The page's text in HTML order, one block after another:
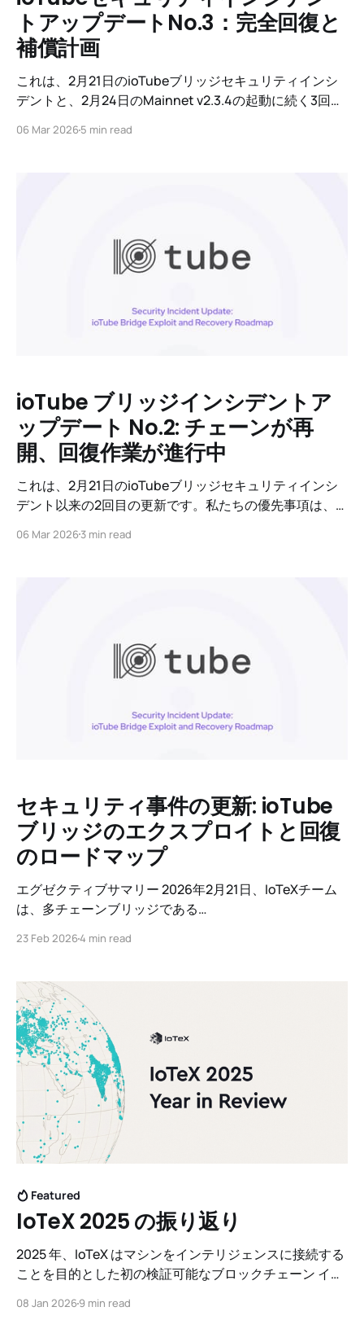
トアップデートNo.3：完全回復と
補償計画
これは、2月21日のioTubeブリッジセキュリティインシ
デントと、2月24日のMainnet v2.3.4の起動に続く3回目
ティ専門家、世界の法執行機関と協力して、盗まれた資
かかわらず、IoTeX財団はすべての影響を受けたユーザ
ーを完全に補償することを約束します。
06 Mar 20265 min read
ioTube ブリッジインシデントア
ップデート No.2: チェーンが再
開、回復作業が進行中
これは、2月21日のioTubeブリッジセキュリティインシ
デント以来の2回目の更新です。私たちの優先事項は、
資産の完全な復旧にあります。本日は、IoTeXチェーン
06 Mar 20263 min read
セキュリティ事件の更新: ioTube
ブリッジのエクスプロイトと回復
のロードマップ
エグゼクティブサマリー 2026年2月21日、IoTeXチーム
は、多チェーンブリッジである
侵害が発生したことを認識し、緊急対応に移行しまし
ました。本報告書では、何が発生したのか、資金の状
況、回復と補償のための今後の道筋を概説します。私た
ちのフォレンジック分析は、これが以前の高プロファイ
ルなDeFiのエクスプロイトと関連する可能性のある洗練
された専門的なオペレーションであることを示していま
す。完全な帰属の詳細は、死後報告書に含まれます。
23 Feb 20264 min read
Featured
IoTeX 2025 の振り返り
2025 年、IoTeX はマシンをインテリジェンスに接続する
ことを目的とした初の検証可能なブロックチェーン イン
ばれているものの基礎を築きました。
08 Jan 20269 min read